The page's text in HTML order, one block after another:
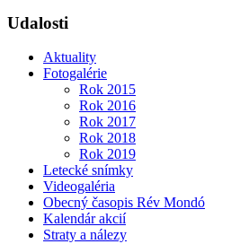
Udalosti
Aktuality
Fotogalérie
Rok 2015
Rok 2016
Rok 2017
Rok 2018
Rok 2019
Letecké snímky
Videogaléria
Obecný časopis Rév Mondó
Kalendár akcií
Straty a nálezy